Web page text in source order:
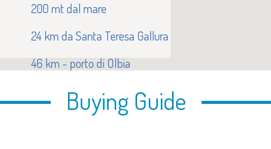
200 mt dal mare
24 km da Santa Teresa Gallura
46 km - porto di Olbia
48 km - aeroporto di Olbia
Buying Guide